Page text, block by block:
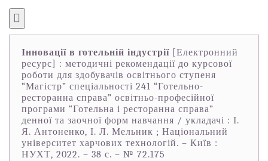
Інновації в готельній індустрії [Електронний
ресурс] : методичні рекомендації до курсової
роботи для здобувачів освітнього ступеня
“Магістр” спеціальності 241 “Готельно-
ресторанна справа” освітньо-професійної
програми “Готельна і ресторанна справа”
денної та заочної форм навчання / укладачі : І.
Я. Антоненко, І. Л. Мельник ; Національний
університет харчових технологій. – Київ :
НУХТ, 2022. – 38 с. – № 72.175